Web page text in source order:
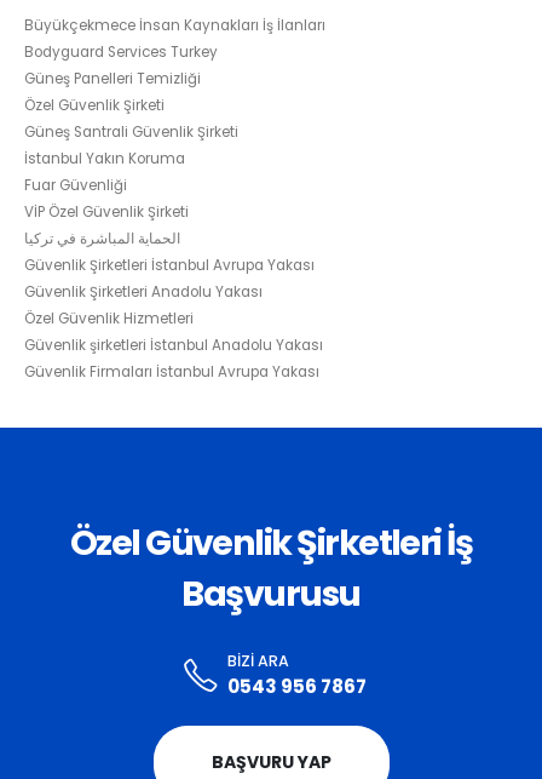
Büyükçekmece İnsan Kaynakları İş İlanları
Bodyguard Services Turkey
Güneş Panelleri Temizliği
Özel Güvenlik Şirketi
Güneş Santrali Güvenlik Şirketi
İstanbul Yakın Koruma
Fuar Güvenliği
VİP Özel Güvenlik Şirketi
الحماية المباشرة في تركيا
Güvenlik Şirketleri İstanbul Avrupa Yakası
Güvenlik Şirketleri Anadolu Yakası
Özel Güvenlik Hizmetleri
Güvenlik şirketleri İstanbul Anadolu Yakası
Güvenlik Firmaları İstanbul Avrupa Yakası
Özel Güvenlik Şirketleri İş
Başvurusu
BIZI ARA
0543 956 7867
BAŞVURU YAP